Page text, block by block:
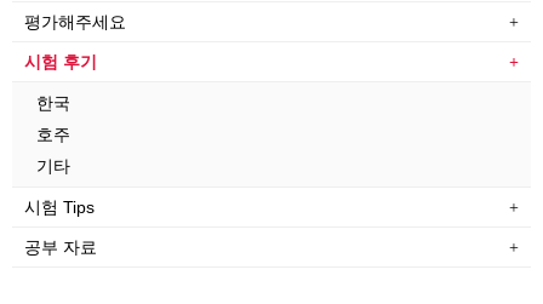
평가해주세요
시험 후기
한국
호주
기타
시험 Tips
공부 자료